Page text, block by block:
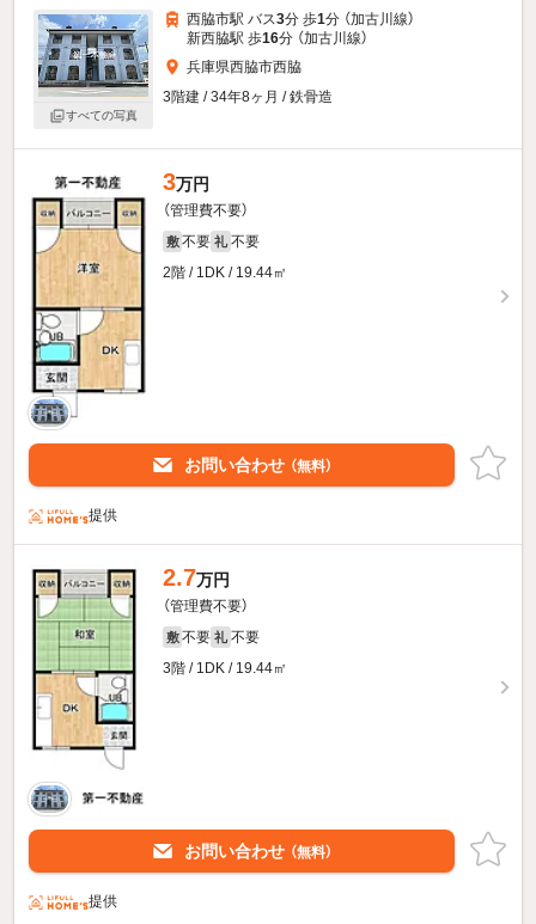
すべての写真
西脇市駅 バス3分 歩1分 （加古川線）
新西脇駅 歩16分 （加古川線）
兵庫県西脇市西脇
3階建 / 34年8ヶ月 / 鉄骨造
3万円
（管理費不要）
敷 不要 礼 不要
2階 / 1DK / 19.44㎡
お問い合わせ （無料）
提供
2.7万円
（管理費不要）
敷 不要 礼 不要
3階 / 1DK / 19.44㎡
お問い合わせ （無料）
提供